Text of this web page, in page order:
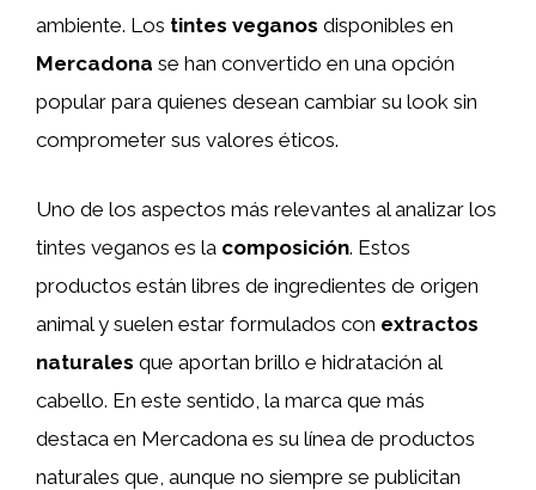
ambiente. Los tintes veganos disponibles en
Mercadona se han convertido en una opción
popular para quienes desean cambiar su look sin
comprometer sus valores éticos.
Uno de los aspectos más relevantes al analizar los
tintes veganos es la composición. Estos
productos están libres de ingredientes de origen
animal y suelen estar formulados con extractos
naturales que aportan brillo e hidratación al
cabello. En este sentido, la marca que más
destaca en Mercadona es su línea de productos
naturales que, aunque no siempre se publicitan